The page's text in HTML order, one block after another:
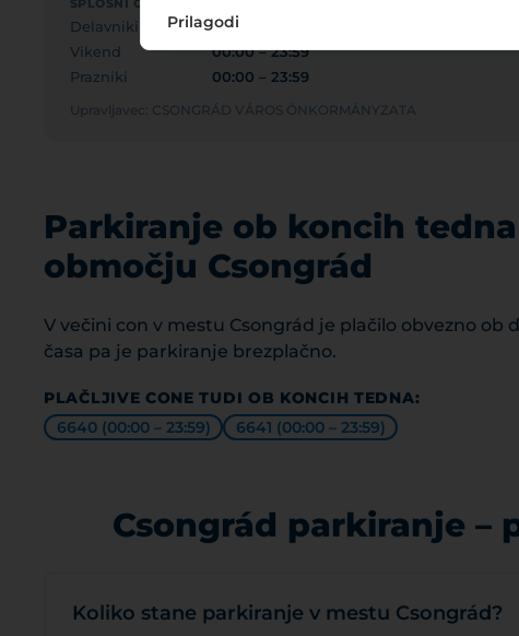
SPLOŠNI ČAS PLAČLJIVEGA PARKIRANJA
Delavniki
00:00 – 23:59
Vikend
00:00 – 23:59
Prazniki
00:00 – 23:59
Upravljavec: CSONGRÁD VÁROS ÖNKORMÁNYZATA
Parkiranje ob koncih
območju Csongrád
V večini con v mestu Csongrád je plačilo obvezno ob
časa pa je parkiranje brezplačno.
PLAČLJIVE CONE TUDI OB KONCIH TEDNA:
6640 (00:00 – 23:59)
6641 (00:00 – 23:59)
Csongrád parkiranje –
Koliko stane parkiranje v mestu Csongrád?
Prilagodi